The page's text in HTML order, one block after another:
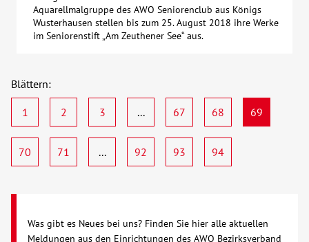
Aquarellmalgruppe des AWO Seniorenclub aus Königs
Wusterhausen stellen bis zum 25. August 2018 ihre Werke
im Seniorenstift „Am Zeuthener See“ aus.
Blättern:
1 2 3 ... 67 68 69
70 71 ... 92 93 94
Was gibt es Neues bei uns? Finden Sie hier alle aktuellen
Meldungen aus den Einrichtungen des AWO Bezirksverband